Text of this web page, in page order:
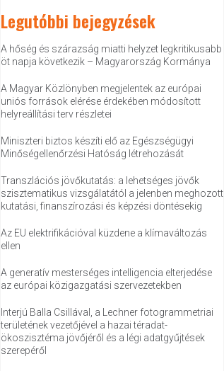
Legutóbbi bejegyzések
A hőség és szárazság miatti helyzet legkritikusabb
öt napja következik – Magyarország Kormánya
A Magyar Közlönyben megjelentek az európai
uniós források elérése érdekében módosított
helyreállítási terv részletei
Miniszteri biztos készíti elő az Egészségügyi
Minőségellenőrzési Hatóság létrehozását
Transzlációs jövőkutatás: a lehetséges jövők
szisztematikus vizsgálatától a jelenben meghozott
kutatási, finanszírozási és képzési döntésekig
Az EU elektrifikációval küzdene a klímaváltozás
ellen
A generatív mesterséges intelligencia elterjedése
az európai közigazgatási szervezetekben
Interjú Balla Csillával, a Lechner fotogrammetriai
területének vezetőjével a hazai téradat-
ökoszisztéma jövőjéről és a légi adatgyűjtések
szerepéről